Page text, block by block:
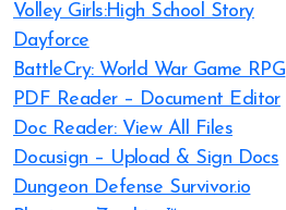
Volley Girls:High School Story
Dayforce
BattleCry: World War Game RPG
PDF Reader – Document Editor
Doc Reader: View All Files
Docusign – Upload & Sign Docs
Dungeon Defense Survivor.io